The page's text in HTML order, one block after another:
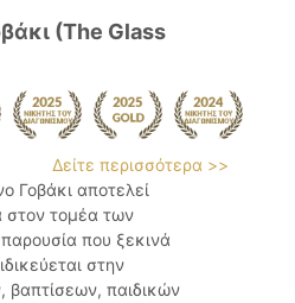
(Τhe Glass
Δείτε περισσότερα >>
Γοβάκι αποτελεί
στον τομέα των
που ξεκινά
στην
παιδικών